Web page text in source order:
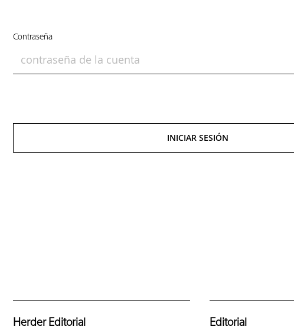
Contraseña
INICIAR SESIÓN
Herder Editorial Editorial